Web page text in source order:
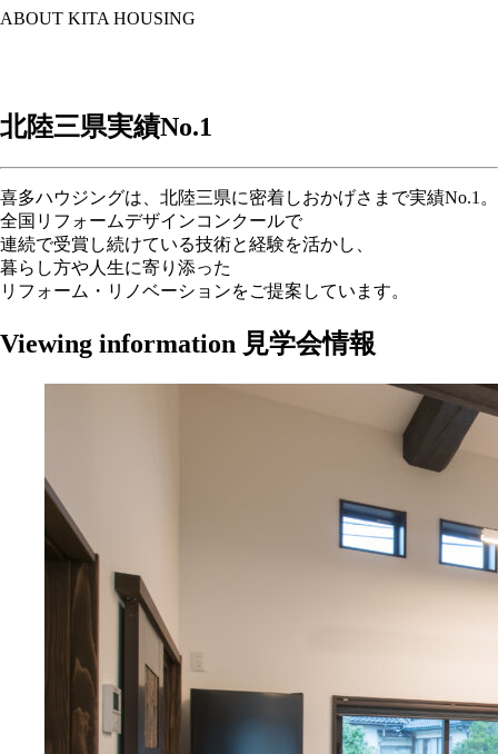
ABOUT KITA HOUSING
北陸三県実績No.1
喜多ハウジングは、北陸三県に密着しおかげさまで実績No.1。
全国リフォームデザインコンクールで
連続で受賞し続けている技術と経験を活かし、
暮らし方や人生に寄り添った
リフォーム・リノベーションをご提案しています。
Viewing information 見学会情報